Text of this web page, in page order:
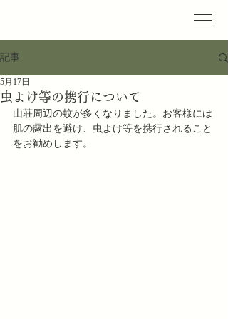
記事
虫よけ等の携行について
5月17日
山荘周辺の蚊が多くなりました。お客様には
肌の露出を避け、虫よけ等を携行されること
をお勧めします。